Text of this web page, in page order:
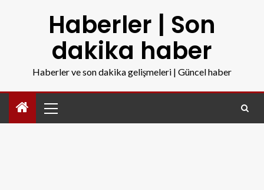
Haberler | Son
dakika haber
Haberler ve son dakika gelişmeleri | Güncel haber